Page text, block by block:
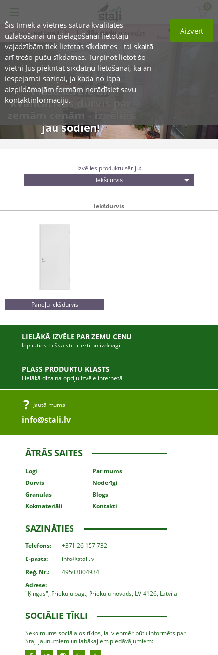
Šīs tīmekļa vietnes satura kvalitātes
uzlabošanai un pielāgošanai lietotāju
vajadzībām tiek lietotas sīkdatnes - tai skaitā
arī trešo pušu sīkdatnes. Turpinot lietot šo
vietni Jūs piekrītat sīkdatņu lietošanai, kā arī
iespējamai saziņai, ja kādā no lapā
aizpildāmajām formām norādīsiet savu
kontaktinformāciju.
Aizvērt
0
26 230 077
Plaša izvēle un
kvalitatīvas durvis par
zemām cenām - izvēlies
jau šodien!
Izvēlies produktu sēriju:
Iekšdurvis
Iekšdurvis
Paneļu iekšdurvis
LIELĀKĀ IZVĒLE PAR ZEMU CENU
Iepirkties tiešsaistē ir ērti un izdevīgi
PLAŠS PRODUKTU KLĀSTS
Lielākā dizaina opciju izvēle internetā
Jautā mums
info@stali.lv
ĀTRĀS SAITES
Logi
Durvis
Granulas
Kokmateriāli
Par mums
Noderīgi
Blogs
Kontakti
SAZINĀTIES
Telefons:
+371 26 157 732
E-pasts:
info@stali.lv
Reģ. Nr.:
49503004934
Adrese:
"Ķingas", Priekuļu pag., Priekuļu novads, LV-4126, Latvija
SOCIĀLIE TĪKLI
Seko mums sociālajos tīklos, lai vienmēr būtu informēts par
Staļi jaunumiem un labākajiem piedāvājumiem: